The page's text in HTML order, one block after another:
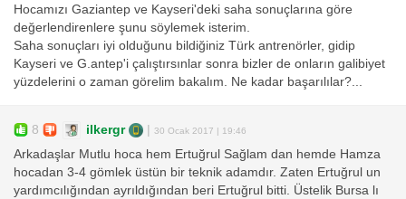
Hocamızı Gaziantep ve Kayseri'deki saha sonuçlarına göre
değerlendirenlere şunu söylemek isterim.
Saha sonuçları iyi olduğunu bildiğiniz Türk antrenörler, gidip
Kayseri ve G.antep'i çalıştırsınlar sonra bizler de onların galibiyet
yüzdelerini o zaman görelim bakalım. Ne kadar başarılılar?...
8 ilkergr 30 Ocak 2017 | 19:46
Arkadaşlar Mutlu hoca hem Ertuğrul Sağlam dan hemde Hamza
hocadan 3-4 gömlek üstün bir teknik adamdır. Zaten Ertuğrul un
yardımcılığından ayrıldığından beri Ertuğrul bitti. Üstelik Bursa lı